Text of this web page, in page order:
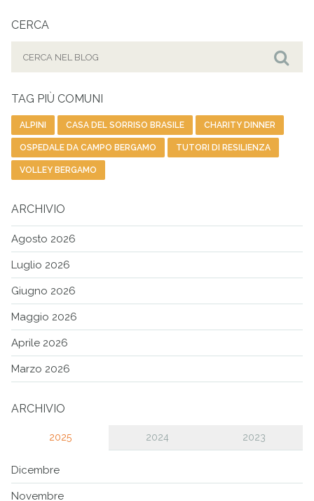
CERCA
TAG PIÙ COMUNI
ALPINI CASA DEL SORRISO BRASILE CHARITY DINNER
OSPEDALE DA CAMPO BERGAMO TUTORI DI RESILIENZA
VOLLEY BERGAMO
ARCHIVIO
Agosto 2026
Luglio 2026
Giugno 2026
Maggio 2026
Aprile 2026
Marzo 2026
ARCHIVIO
2025 2024 2023
Dicembre
Novembre